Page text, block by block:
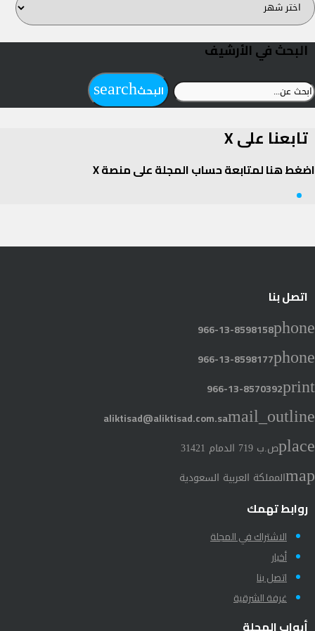
المجلة
البحث في الأرشيف
ابحث
عن:
البحثsearch
تابعنا على X
اضغط هنا لمتابعة حساب المجلة على منصة X
اتصل بنا
phone
966-13-8598158
phone
966-13-8598177
print
966-13-8570392
mail_outline
aliktisad@aliktisad.com.sa
placeص.ب 719 الدمام 31421
mapالمملكة العربية السعودية
روابط تهمك
الاشتراك في المجلة
أخبار
اتصل بنا
غرفة الشرقية